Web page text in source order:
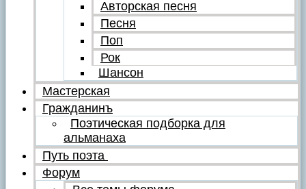
Авторская песня
Песня
Поп
Рок
Шансон
Мастерская
Гражданинъ
Поэтическая подборка для
альманаха
Путь поэта
Форум